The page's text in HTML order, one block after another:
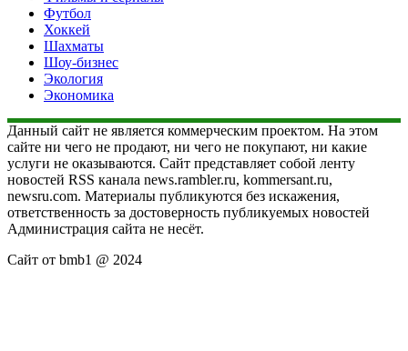
Футбол
Хоккей
Шахматы
Шоу-бизнес
Экология
Экономика
Данный сайт не является коммерческим проектом. На этом
сайте ни чего не продают, ни чего не покупают, ни какие
услуги не оказываются. Сайт представляет собой ленту
новостей RSS канала news.rambler.ru, kommersant.ru,
newsru.com. Материалы публикуются без искажения,
ответственность за достоверность публикуемых новостей
Администрация сайта не несёт.
Сайт от bmb1 @ 2024